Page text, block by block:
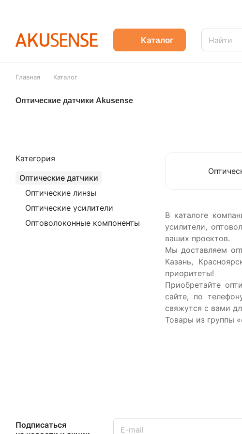
Каталог
Главная Каталог
Оптические датчики Akusense
В каталоге
усилители,
ваших проектов.
Мы доставляем
Казань,
приоритеты!
Приобретайте
сайте, по
свяжутся с вами
Товары из группы
Категория
Оптические датчики
Оптические линзы
Оптические усилители
Оптоволоконные компоненты
Подписаться